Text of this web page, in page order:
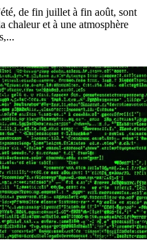
de fin juillet à fin août, sont
chaleur et à une atmosphère